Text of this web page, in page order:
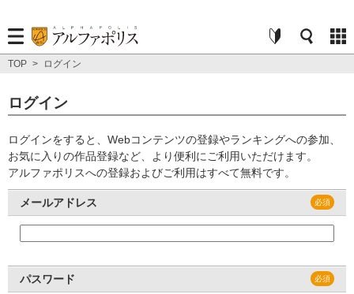
TOP > ログイン
ログイン
ログインをすると、Webコンテンツの登録やランキングへの参加、
お気に入りの作品登録など、より便利にご利用いただけます。
アルファポリスへの登録およびご利用はすべて無料です。
メールアドレス
パスワード